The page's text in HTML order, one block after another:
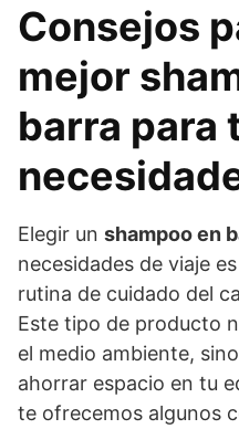
Consejos
mejor
barra para
Elegir un shampoo en
necesidades de viaje
rutina de cuidado del
Este tipo de producto
el medio ambiente,
ahorrar espacio en tu
te ofrecemos algunos